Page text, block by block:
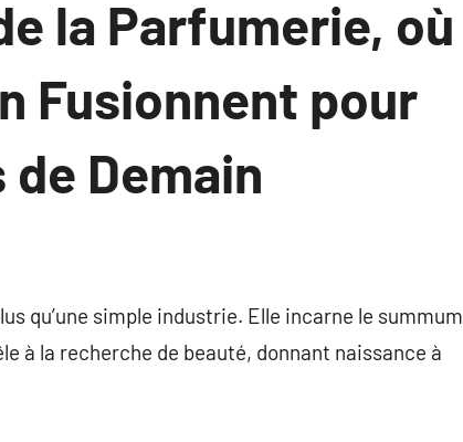
la Parfumerie, où
Fusionnent pour
Demain
qu’une simple industrie. Elle incarne le summum
à la recherche de beauté, donnant naissance à